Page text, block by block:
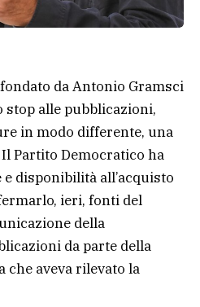
da Antonio Gramsci
stop alle pubblicazioni,
in modo differente, una
Partito Democratico ha
disponibilità all’acquisto
ieri, fonti del
della
da parte della
che aveva rilevato la